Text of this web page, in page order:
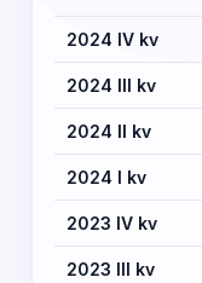
2024 IV kv
2024 III kv
2024 II kv
2024 I kv
2023 IV kv
2023 III kv